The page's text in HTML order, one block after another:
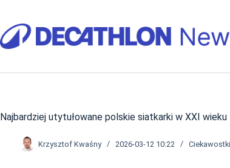
treści
Najbardziej utytułowane polskie siatkarki w XXI wieku
Krzysztof Kwaśny 2026-03-12 10:22 Ciekawostki